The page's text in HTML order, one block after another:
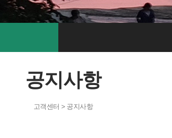
공지사항
고객센터 > 공지사항